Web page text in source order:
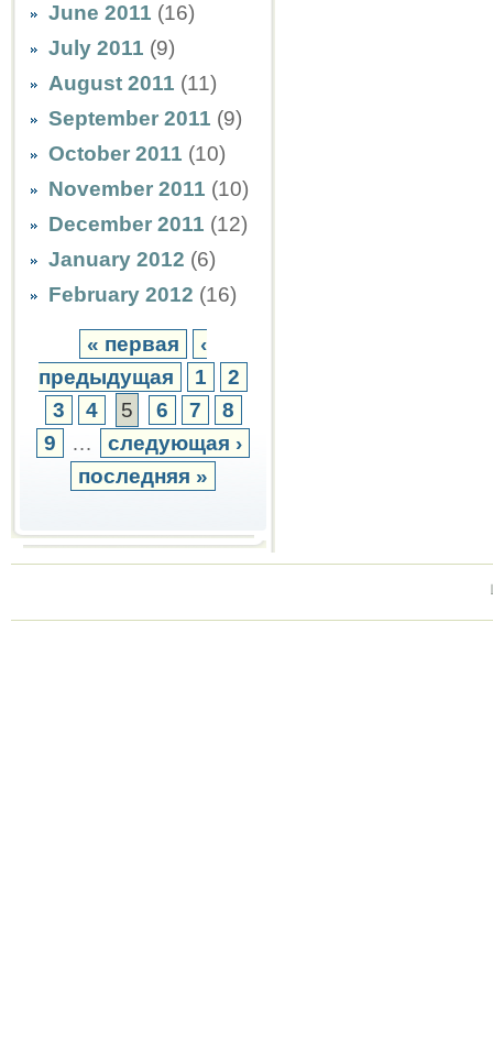
June 2011 (16)
July 2011 (9)
August 2011 (11)
September 2011 (9)
October 2011 (10)
November 2011 (10)
December 2011 (12)
January 2012 (6)
February 2012 (16)
« первая
‹
предыдущая
1
2
3
4 5 6 7
8
9
…
следующая ›
последняя »